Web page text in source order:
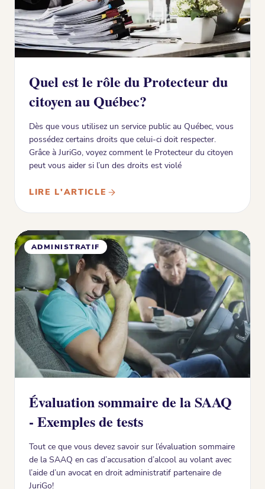
Quel est le rôle du Protecteur du
citoyen au Québec?
Dès que vous utilisez un service public au Québec, vous
possédez certains droits que celui-ci doit respecter.
Grâce à JuriGo, voyez comment le Protecteur du citoyen
peut vous aider si l’un des droits est violé
LIRE L'ARTICLE
ADMINISTRATIF
Évaluation sommaire de la SAAQ
- Exemples de tests
Tout ce que vous devez savoir sur l’évaluation sommaire
de la SAAQ en cas d’accusation d’alcool au volant avec
l’aide d’un avocat en droit administratif partenaire de
JuriGo!